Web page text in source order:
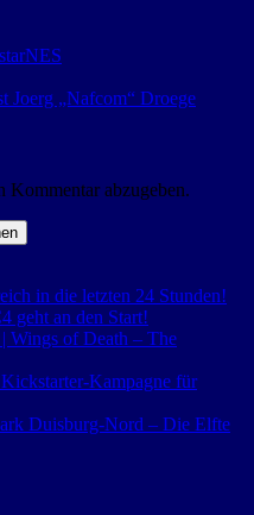
NES
Joerg „Nafcom“ Droege
Kommentar abzugeben.
in die letzten 24 Stunden!
geht an den Start!
Wings of Death – The
Kampagne für
Duisburg-Nord – Die Elfte